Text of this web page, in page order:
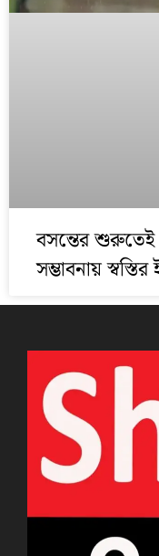
বসন্তের শুরুতেই
সম্ভাবনায় স্বস্তির